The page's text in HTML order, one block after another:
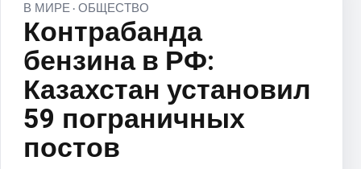
В МИРЕ · ОБЩЕСТВО
Контрабанда
бензина в РФ:
Казахстан установил
59 пограничных
постов